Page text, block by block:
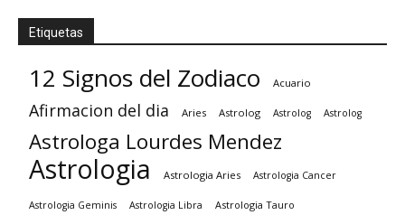
Etiquetas
12 Signos del Zodiaco Acuario
Afirmacion del dia Aries Astrolog Astrolog Astrolog
Astrologa Lourdes Mendez
Astrologia Astrologia Aries Astrologia Cancer
Astrologia Geminis Astrologia Libra Astrologia Tauro